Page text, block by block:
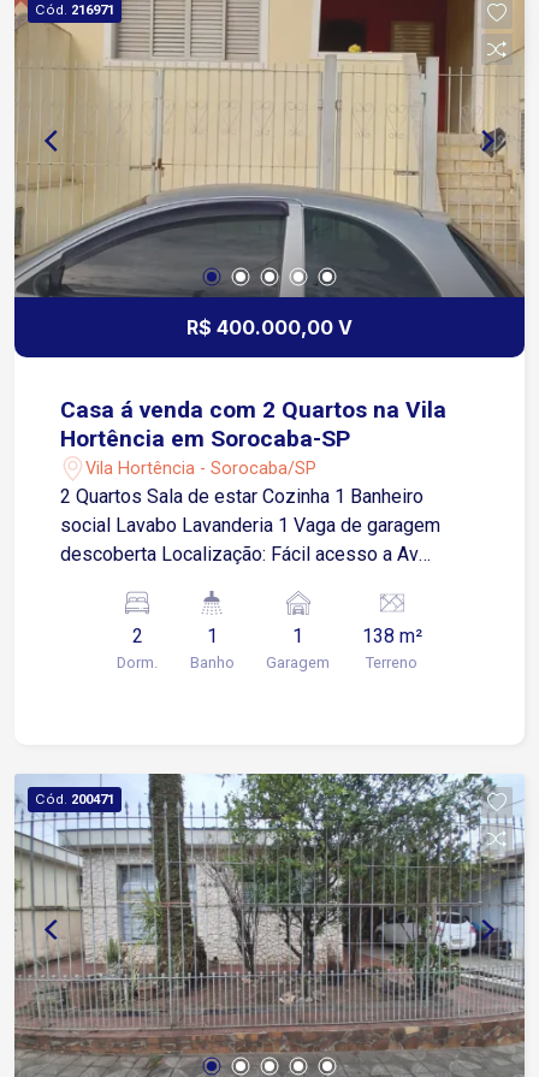
Cód. 216971
R$ 400.000,00 V
Casa á venda com 2 Quartos na Vila
Hortência em Sorocaba-SP
Vila Hortência - Sorocaba/SP
2 Quartos Sala de estar Cozinha 1 Banheiro
social Lavabo Lavanderia 1 Vaga de garagem
descoberta Localização: Fácil acesso a Av
supermercados, restaurante, hospital e
comércios em geral
2
Dorm.
1
Banho
1
Garagem
138 m²
Terreno
Cód. 200471